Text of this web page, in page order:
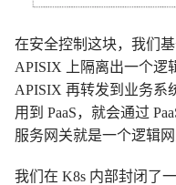
在安全控制这块，我们
APISIX 上隔离出一个逻
APISIX 再转发到业务系
用到 PaaS，就会通过
服务网关就是一个逻辑网
我们在 K8s 内部封闭了